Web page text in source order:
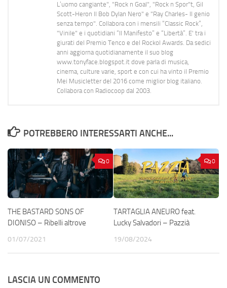
L’uomo cangiante", "Rock n Goal", "Rock n Spor"t, Gil
Scott-Heron Il Bob Dylan Nero" e "Ray Charles- Il genio
senza tempo". Collabora con i mensili “Classic Rock”,
"Vinile" e i quotidiani “Il Manifesto” e “Libertà”. E' tra i
giurati del Premio Tenco e del Rockol Awards. Da sedici
anni aggiorna quotidianamente il suo blog
www.tonyface.blogspot.it dove parla di musica,
cinema, culture varie, sport e con cui ha vinto il Premio
Mei Musicletter del 2016 come miglior blog italiano.
Collabora con Radiocoop dal 2003.
POTREBBERO INTERESSARTI ANCHE...
0
THE BASTARD SONS OF
DIONISO – Ribelli altrove
01/07/2021
0
TARTAGLIA ANEURO feat.
Lucky Salvadori – Pazzià
19/08/2024
LASCIA UN COMMENTO